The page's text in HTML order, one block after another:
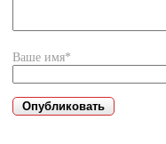
Ваше имя*